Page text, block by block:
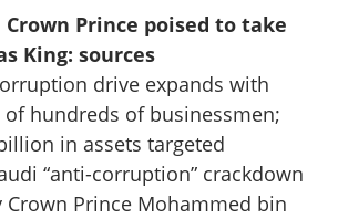
Crown Prince poised to take
King: sources
drive expands with
of hundreds of businessmen;
in assets targeted
“anti-corruption” crackdown
Crown Prince Mohammed bin